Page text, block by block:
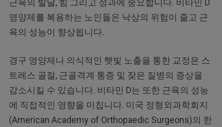
근육의 발달, 힘 그리고 성과에 중요합니다. 비타민 D
영양제를 복용하는 노인들은 낙상의 위험이 줄고 근
육의 성능이 향상됩니다.
경구 영양제나 의식적인 햇빛 노출을 통한 교정은 스
트레스 골절, 근골격계 통증 및 잦은 질병의 증상을
감소시킬 수 있습니다. 비타민 D는 또한 근육의 성능
에 직접적인 영향을 미칩니다. 미국 정형외과학회지
(American Academy of Orthopaedic Surgeons)의 한